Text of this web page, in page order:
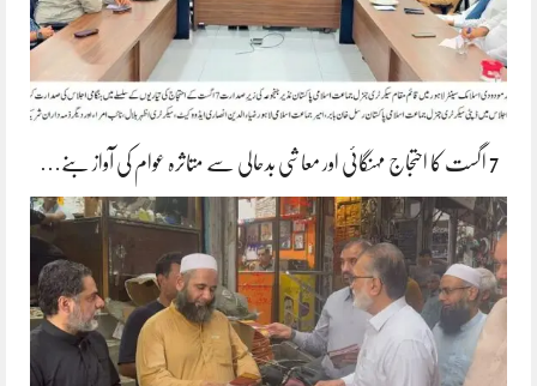
7 اگست کا احتجاج مہنگائی اور معاشی بدحالی سے متاثرہ عوام کی آواز بنے…